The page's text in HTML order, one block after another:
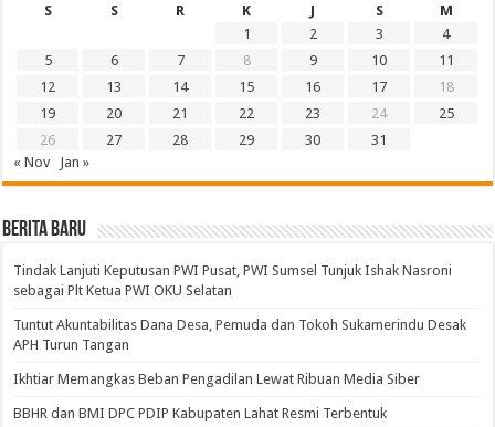
S
S R K J S
M
1
2 3
4
5
6 7 8 9 10
11
12
13 14 15 16 17
18
19
20 21 22 23 24
25
26
27 28 29 30
31
« Nov
Jan »
BERITA BARU
Tindak Lanjuti Keputusan PWI Pusat, PWI Sumsel Tunjuk Ishak Nasroni
sebagai Plt Ketua PWI OKU Selatan
Tuntut Akuntabilitas Dana Desa, Pemuda dan Tokoh Sukamerindu Desak
APH Turun Tangan
Ikhtiar Memangkas Beban Pengadilan Lewat Ribuan Media Siber
BBHR dan BMI DPC PDIP Kabupaten Lahat Resmi Terbentuk